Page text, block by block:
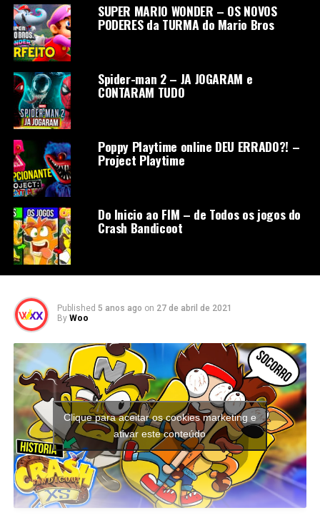
SUPER MARIO WONDER – OS NOVOS
PODERES da TURMA do Mario Bros
Spider-man 2 – JA JOGARAM e
CONTARAM TUDO
Poppy Playtime online DEU ERRADO?! –
Project Playtime
Do Inicio ao FIM – de Todos os jogos do
Crash Bandicoot
Published 5 anos ago on 27 de abril de 2021
By Woo
Clique para aceitar os cookies marketing e
ativar este conteúdo